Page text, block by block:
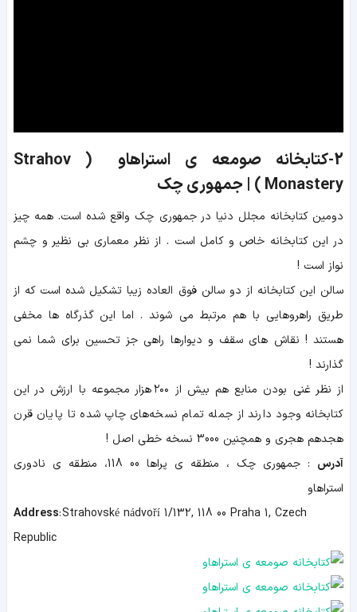
2-کتابخانه صومعه ی استراهاو ( Strahov
Monastery ) | جمهوری چک
دومین کتابخانه مجلل دنیا در جمهوری چک واقع شده است. همه چیز
در این کتابخانه خاص و کامل است . از نظر معماری بی نظیر و چشم
نواز است !
سالن این کتابخانه از دو سالن فوق العاده زیبا تشکیل شده است که از
طریق راهروهایی با هم مرتبط می شوند . اما این گذرگاه ها مخفی
هستند ! نقاش های سقف و دیوارها راهی جز تحسین برای شما نمی
گذارند !
از نظر غنی بودن منابع هم بیش از ۲۰۰ هزار مجموعه با ارزش در این
کتابخانه وجود دارند از جمله تمام نسخه‌های چاپ شده تا پایان قرن
هجدهم هجری و همچنین 3000 نسخه خطی اصل !
آدرس :
جمهوری چک ، منطقه ی پراها 00 118، منطقه ی نادوری
استراهاو
Address:Strahovské nádvoří 1/132, 118 00 Praha 1, Czech
Republic